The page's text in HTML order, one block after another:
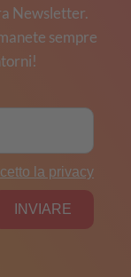
Newsletter.
sempre